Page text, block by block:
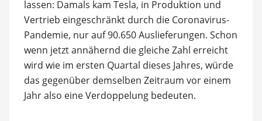
lassen: Damals kam Tesla, in Produktion und
Vertrieb eingeschränkt durch die Coronavirus-
Pandemie, nur auf 90.650 Auslieferungen. Schon
wenn jetzt annähernd die gleiche Zahl erreicht
wird wie im ersten Quartal dieses Jahres, würde
das gegenüber demselben Zeitraum vor einem
Jahr also eine Verdoppelung bedeuten.